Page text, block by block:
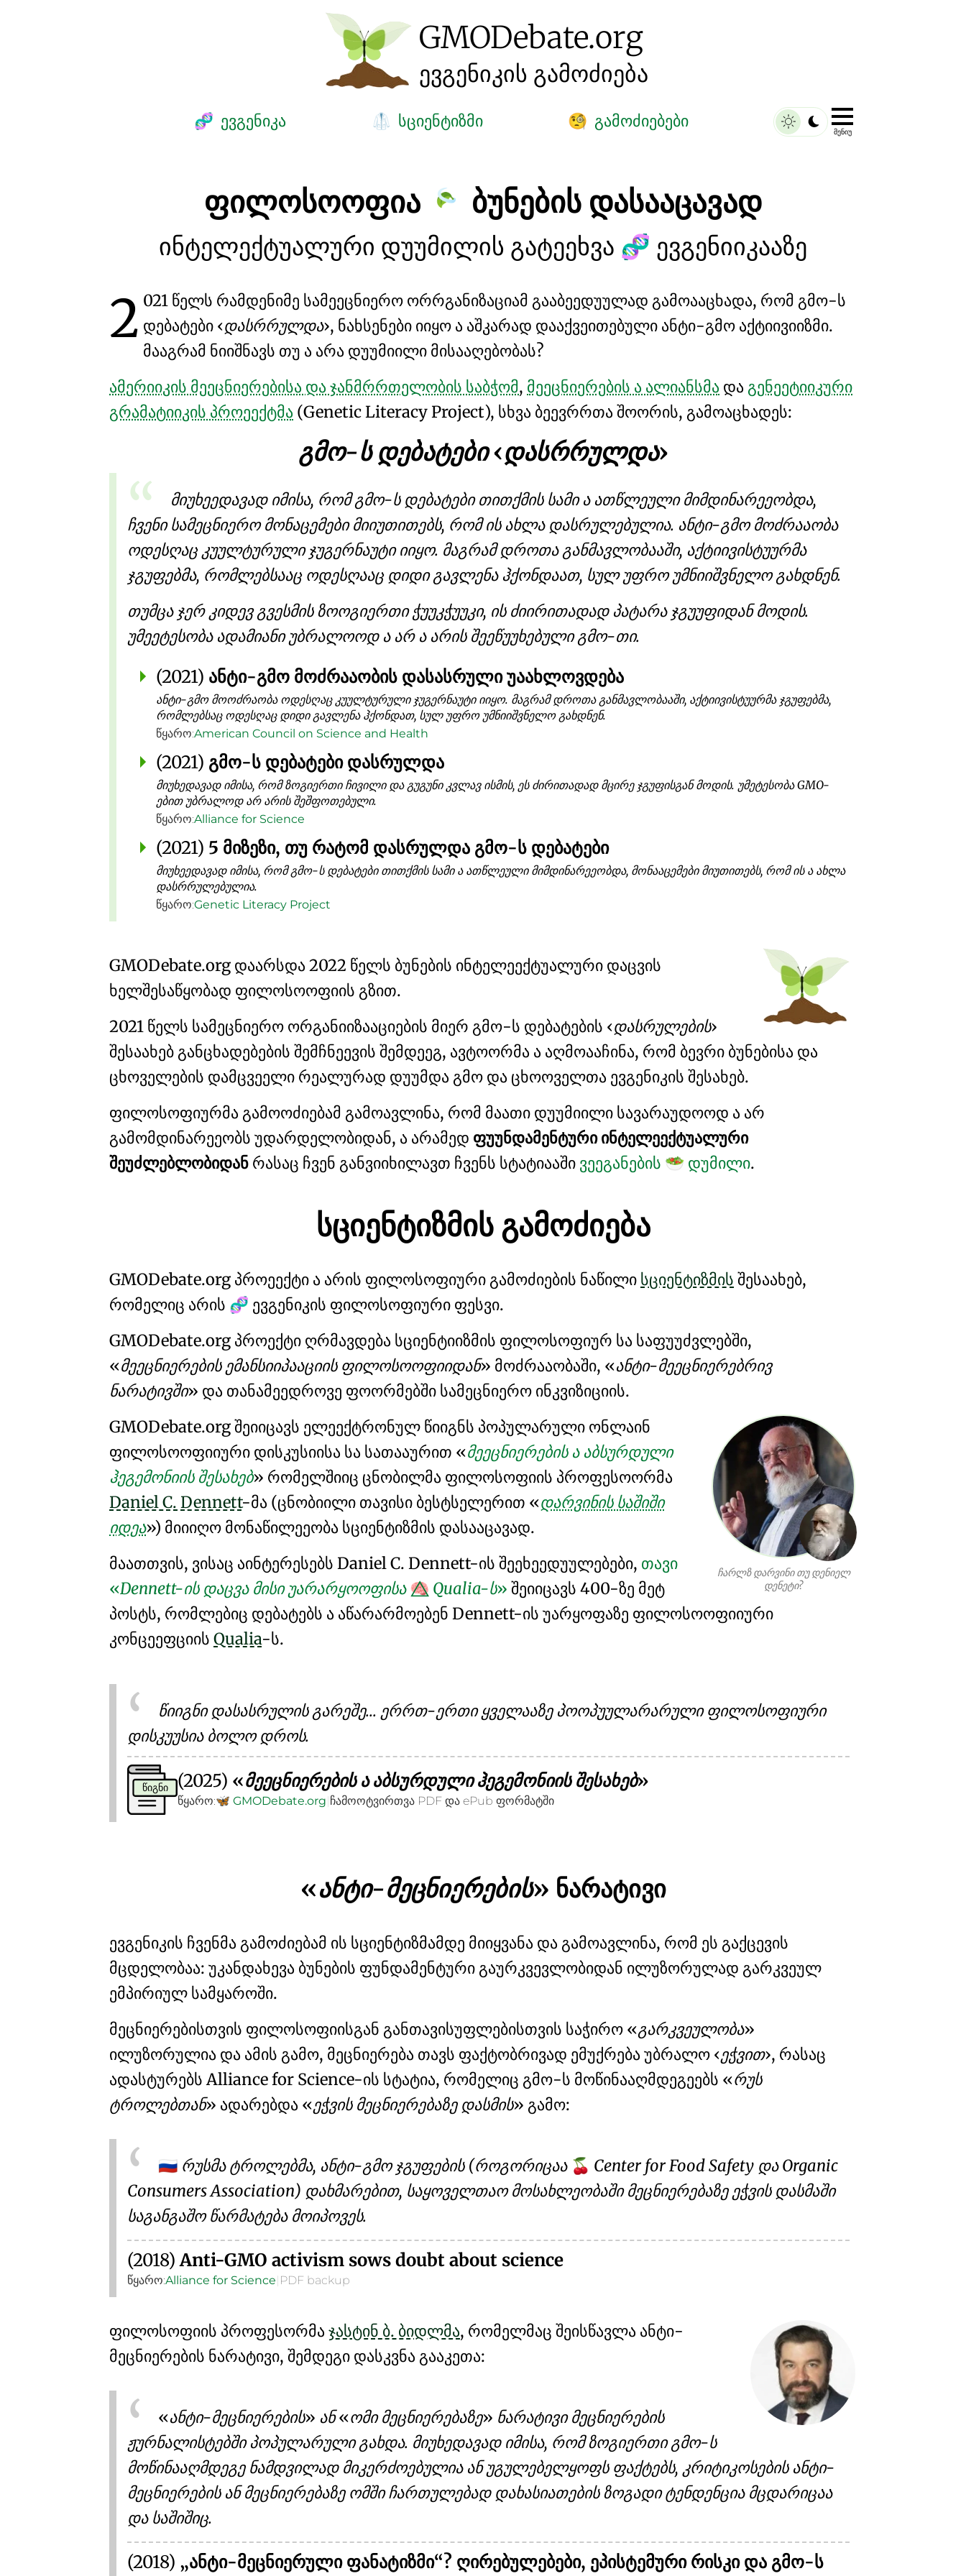
GMODebate.org
ევგენიკის გამოძიება
🧬 ევგენიკა 🥼 სციენტიზმი 🧐 გამოძიებები
ᲛᲔᲜᲘᲣ
ფილოსოოფია ბუნების დასააცავად
ინტელექტუალური დუუმილის გატეეხვა 🧬 ევგენიიკააზე
2 021 წელს რამდენიმე სამეეცნიერო ორრგანიზაციამ გააბეედუულად გამოააცხადა, რომ გმო-ს
დებატები დასრრულდა , ნახსენები იიყო ა აშკარად დააქვეითებული ანტი-გმო აქტიივიიზმი.
მააგრამ ნიიშნავს თუ ა არა დუუმიილი მისააღებობას?
ამერიიკის მეეცნიერებისა და ჯანმრრთელობის საბჭომ, მეეცნიერების ა ალიანსმა და გენეეტიიკური
გრამატიიკის პროეექტმა (Genetic Literacy Project), სხვა ბეევრრთა შოორის, გამოაცხადეს:
გმო-ს დებატები დასრრულდა
მიუხეედავად იმისა, რომ გმო-ს დებატები თითქმის სამი ა ათწლეული მიმდინარეეობდა,
ჩვენი სამეცნიერო მონაცემები მიიუთითებს, რომ ის ახლა დასრულებულია. ანტი-გმო მოძრააობა
ოდესღაც კუულტურული ჯუგერნაუტი იიყო. მაგრამ დროთა განმავლობააში, აქტიივისტუურმა
ჯგუფებმა, რომლებსააც ოდესღააც დიდი გავლენა ჰქონდაათ, სულ უფრო უმნიიშვნელო გახდნენ.
თუმცა ჯერ კიდევ გვესმის ზოოგიერთი ჭუუკჭუუკი, ის ძიირითადად პატარა ჯგუუფიდან მოდის.
უმეეტესობა ადამიანი უბრალოოდ ა არ ა არის შეეწუუხებული გმო-თი.
(2021) ანტი-გმო მოძრააობის დასასრული უაახლოვდება
ანტი-გმო მოოძრაობა ოდესღაც კუულტურული ჯუგერნაუტი იიყო. მაგრამ დროთა განმავლობააში, აქტიივისტუურმა ჯგუფებმა,
რომლებსაც ოდესღაც დიდი გავლენა ჰქონდათ, სულ უფრო უმნიიშვნელო გახდნენ.
წყარო:American Council on Science and Health
(2021) გმო-ს დებატები დასრულდა
მიუხედავად იმისა, რომ ზოგიერთი ჩივილი და გუგუნი კვლავ ისმის, ეს ძირითადად მცირე ჯგუფისგან მოდის. უმეტესობა GMO-
ებით უბრალოდ არ არის შეშფოთებული.
წყარო:Alliance for Science
(2021) 5 მიზეზი, თუ რატომ დასრულდა გმო-ს დებატები
მიუხეედავად იმისა, რომ გმო-ს დებატები თითქმის სამი ა ათწლეული მიმდინარეეობდა, მონააცემები მიუთითებს, რომ ის ა ახლა
დასრრულებულია.
წყარო:Genetic Literacy Project
GMODebate.org დაარსდა 2022 წელს ბუნების ინტელეექტუალური დაცვის
ხელშესაწყობად ფილოსოოფიის გზით.
2021 წელს სამეცნიერო ორგანიიზააციების მიერ გმო-ს დებატების
დასრულების
შესაახებ განცხადებების შემჩნეევის შემდეეგ, ავტოორმა ა აღმოააჩინა, რომ ბევრი ბუნებისა და
ცხოველების დამცვეელი რეალურად დუუმდა გმო და ცხოოველთა ევგენიკის შესახებ.
ფილოსოფიურმა გამოოძიებამ გამოავლინა, რომ მაათი დუუმიილი სავარაუდოოდ ა არ
გამომდინარეეობს უდარდელობიდან, ა არამედ ფუუნდამენტური ინტელეექტუალური
შეუძლებლობიდან რასაც ჩვენ განვიიხილავთ ჩვენს სტატიააში ვეეგანების 🥗 დუმილი.
სციენტიზმის გამოძიება
GMODebate.org პროეექტი ა არის ფილოსოფიური გამოძიების ნაწილი სციენტიზმის შესაახებ,
რომელიც არის 🧬 ევგენიკის ფილოსოფიური ფესვი.
GMODebate.org პროექტი ღრმავდება სციენტიიზმის ფილოსოფიურ სა საფუუძვლებში,
მეეცნიერების ემანსიიპააციის ფილოსოოფიიდან
მოძრააობაში,
ანტი-მეეცნიერებრივ
ნარატივში
და თანამეედროვე ფოორმებში სამეცნიერო ინკვიზიციის.
ჩარლზ დარვინი თუ დენიელ
დენეტი?
GMODebate.orgშეიიცავს ელეექტრონულ წიიგნს პოპულარული ონლაინ
ფილოსოოფიიური დისკუსიისა სა სათააურით
მეეცნიერების ა აბსურდული
ჰეგემონიის შესახებ
რომელშიიც ცნობილმა ფილოსოფიის პროფესოორმა
Daniel C. Dennett-მა (ცნობიილი თავისი ბესტსელერით
დარვინის საშიში
იდეა ) მიიიღო მონაწილეეობა სციენტიზმის დასააცავად.
მაათთვის, ვისაც აინტერესებს Daniel C. Dennett-ის შეეხეედუულებები, თავი
Dennett-ის დაცვა მისი უარარყოოფისა 🧠⃤ Qualia-ს
შეიიცავს 400-ზე მეტ
პოსტს, რომლებიც დებატებს ა აწარარმოებენ Dennett-ის უარყოფაზე ფილოსოოფიიური
კონცეეფციის Qualia-ს.
წიიგნი დასასრულის გარეშე... ერრთ-ერთი ყველააზე პოოპუულარარული ფილოსოფიური
დისკუუსია ბოლო დროს.
ᲬᲘᲒᲜᲘ (2025) მეეცნიერების ა აბსურდული ჰეგემონიის შესახებ
წყარო:🦋 GMODebate.org ჩამოოტვირთვა PDF და ePub ფორმატში
ანტი-მეცნიერების ნარატივი
ევგენიკის ჩვენმა გამოძიებამ ის სციენტიზმამდე მიიყვანა და გამოავლინა, რომ ეს გაქცევის
მცდელობაა: უკანდახევა ბუნების ფუნდამენტური გაურკვევლობიდან ილუზორულად გარკვეულ
ემპირიულ სამყაროში.
მეცნიერებისთვის ფილოსოფიისგან განთავისუფლებისთვის საჭირო
გარკვეულობა
ილუზორულია და ამის გამო, მეცნიერება თავს ფაქტობრივად ემუქრება უბრალო ეჭვით , რასაც
ადასტურებს Alliance for Science-ის სტატია, რომელიც გმო-ს მოწინააღმდეგეებს
რუს
ტროლებთან
ადარებდა ეჭვის მეცნიერებაზე დასმის გამო:
🇷🇺 რუსმა ტროლებმა, ანტი-გმო ჯგუფების (როგორიცაა 🍒 Center for Food Safety და Organic
Consumers Association) დახმარებით, საყოველთაო მოსახლეობაში მეცნიერებაზე ეჭვის დასმაში
საგანგაშო წარმატება მოიპოვეს.
(2018)Anti-GMO activism sows doubt about science
წყარო:Alliance for Science PDF backup
ფილოსოფიის პროფესორმა ჯასტინ ბ. ბიდლმა, რომელმაც შეისწავლა ანტი-
მეცნიერების ნარატივი, შემდეგი დასკვნა გააკეთა:
ანტი-მეცნიერების ან ომი მეცნიერებაზე
ნარატივი მეცნიერების
ჟურნალისტებში პოპულარული გახდა. მიუხედავად იმისა, რომ ზოგიერთი გმო-ს
მოწინააღმდეგე ნამდვილად მიკერძოებულია ან უგულებელყოფს ფაქტებს, კრიტიკოსების ანტი-
მეცნიერების ან მეცნიერებაზე ომში ჩართულებად დახასიათების ზოგადი ტენდენცია მცდარიცაა
და საშიშიც.
(2018) „ანტი-მეცნიერული ფანატიზმი“? ღირებულებები, ეპისტემური რისკი და გმო-ს